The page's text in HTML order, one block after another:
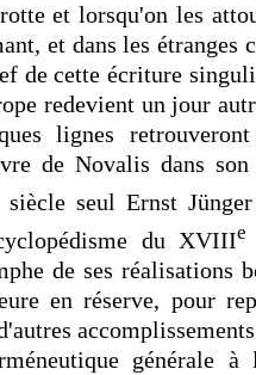
et lorsqu'on les
et dans les étranges
de cette écriture
redevient un jour
lignes
de Novalis dans
siècle seul Ernst
du XVIIIe
de ses réalisations
en réserve, pour
générale